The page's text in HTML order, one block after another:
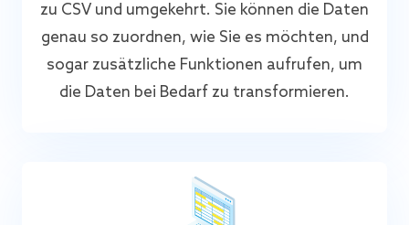
zu CSV und umgekehrt. Sie können die Daten
genau so zuordnen, wie Sie es möchten, und
sogar zusätzliche Funktionen aufrufen, um
die Daten bei Bedarf zu transformieren.